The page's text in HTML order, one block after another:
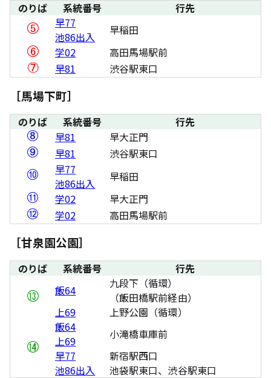
のりば 系統番号
行先
早77
早稲田
池86出入
学02
高田馬場駅前
早81
渋谷駅東口
［馬場下町］
のりば 系統番号
行先
早81
早大正門
早81
渋谷駅東口
早77
早稲田
池86出入
学02
早大正門
学02
高田馬場駅前
［甘泉園公園］
のりば 系統番号
行先
飯64
九段下（循環）
（飯田橋駅前経由）
上69
上野公園（循環）
飯64
小滝橋車庫前
上69
早77
新宿駅西口
池86出入
池袋駅東口、渋谷駅東口